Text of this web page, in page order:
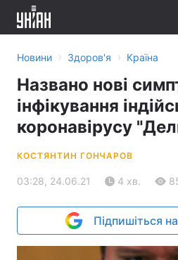
Новини › Здоров'я › Країна
Названо нові
інфікування
коронавірусу
КОСТЯНТИН ГОНЧАРОВ
03:28, 24.06.21 4 хв.
Підпишіться